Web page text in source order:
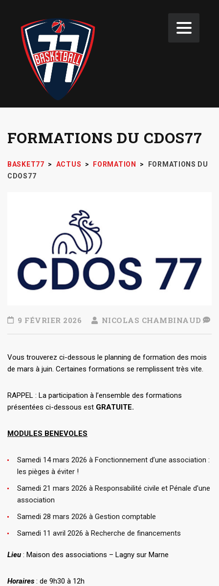
FORMATIONS DU CDOS77
BASKET77 > ACTUS > FORMATION >
FORMATIONS DU
CDOS77
9 FÉVRIER 2026 NICOLAS CHAMBINAUD
Vous trouverez ci-dessous le planning de formation des mois
de mars à juin. Certaines formations se remplissent très vite.
RAPPEL : La participation à l’ensemble des formations
présentées ci-dessous est GRATUITE.
MODULES BENEVOLES
Samedi 14 mars 2026 à Fonctionnement d’une association :
les pièges à éviter !
Samedi 21 mars 2026 à Responsabilité civile et Pénale d’une
association
Samedi 28 mars 2026 à Gestion comptable
Samedi 11 avril 2026 à Recherche de financements
Lieu : Maison des associations – Lagny sur Marne
Horaires : de 9h30 à 12h